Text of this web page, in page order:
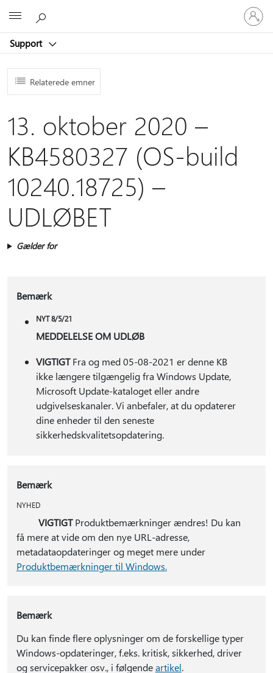
Support
Log
på
din
Relaterede emner
13. oktober 2020 –
KB4580327 (OS-build
10240.18725) –
UDLØBET
Gælder for
Bemærk
NYT 8/5/21
MEDDELELSE OM UDLØB
VIGTIGTFra og med 05-08-2021 er denne KB
ikke længere tilgængelig fra Windows Update,
Microsoft Update-kataloget eller andre
udgivelseskanaler. Vi anbefaler, at du opdaterer
dine enheder til den seneste
sikkerhedskvalitetsopdatering.
Bemærk
NYHED
VIGTIGTProduktbemærkninger ændres! Du kan
få mere at vide om den nye URL-adresse,
metadataopdateringer og meget mere under
Produktbemærkninger til Windows.
Bemærk
Du kan finde flere oplysninger om de forskellige typer
Windows-opdateringer, f.eks. kritisk, sikkerhed, driver
og servicepakker osv., i følgendeartikel.